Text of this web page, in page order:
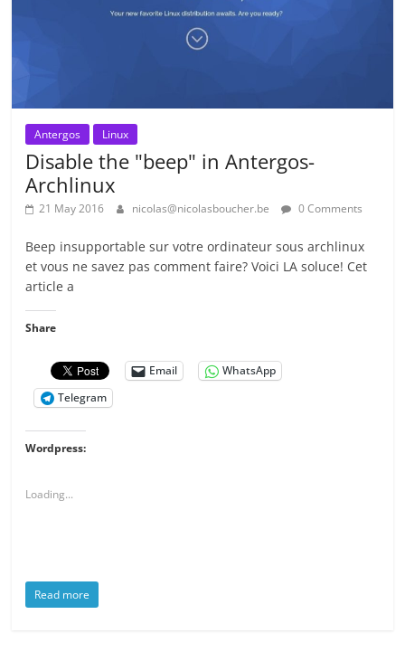
Antergos Linux
Disable the "beep" in Antergos-
Archlinux
21 May 2016 nicolas@nicolasboucher.be 0 Comments
Beep insupportable sur votre ordinateur sous archlinux
et vous ne savez pas comment faire? Voici LA soluce! Cet
article a
Share
Email
WhatsApp
Telegram
Wordpress:
Loading...
Read more